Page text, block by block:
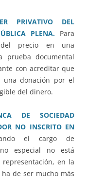
PRIVATIVO DEL
PLENA. Para
precio en una
prueba documental
con acreditar que
donación por el
del dinero.
DE SOCIEDAD
NO INSCRITO EN
el cargo de
especial no está
en la
de ser mucho más